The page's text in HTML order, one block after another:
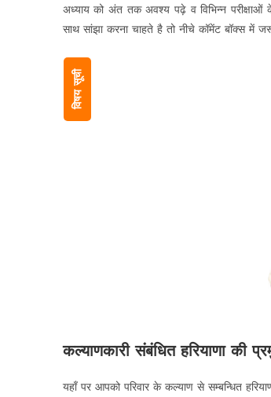
अध्याय को अंत तक अवश्य पढ़े व विभिन्न परीक्षाओं
साथ सांझा करना चाहते है तो नीचे कॉमेंट बॉक्स में
विषय सूची
कल्याणकारी संबंधित हरियाणा की
यहाँ पर आपको परिवार के कल्याण से सम्बन्धित